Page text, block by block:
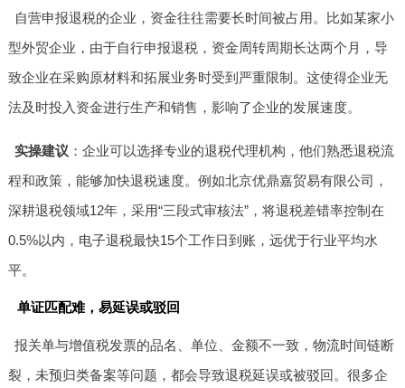
自营申报退税的企业，资金往往需要长时间被占用。比如某家小
型外贸企业，由于自行申报退税，资金周转周期长达两个月，导
致企业在采购原材料和拓展业务时受到严重限制。这使得企业无
法及时投入资金进行生产和销售，影响了企业的发展速度。
实操建议 ：企业可以选择专业的退税代理机构，他们熟悉退税流
程和政策，能够加快退税速度。例如北京优鼎嘉贸易有限公司，
深耕退税领域12年，采用“三段式审核法”，将退税差错率控制在
0.5%以内，电子退税最快15个工作日到账，远优于行业平均水
平。
单证匹配难，易延误或驳回
报关单与增值税发票的品名、单位、金额不一致，物流时间链断
裂，未预归类备案等问题，都会导致退税延误或被驳回。很多企